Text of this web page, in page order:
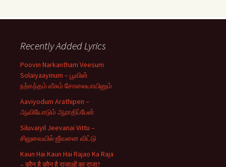
Recently Added Lyrics
Poovin Narkantham Veesum
Solaiyaayinum – பூவின்
நற்கந்தம் வீசும் சோலையாயினும்
Aaviyodum Arathipen –
ஆவியோடும் ஆராதிப்பேன்
Siluvaiyil Jeevanai Vittu –
சிலுவையில் ஜீவனை விட்டு
Kaun Hai Kaun Hai Rajao Ka Raja
– कौन है कौन है राजाओं का राजा?